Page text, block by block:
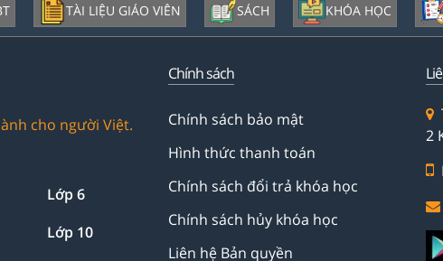
TÀI LIỆU GIÁO VIÊN SÁCH KHÓA HỌC
cho người Việt.
Lớp 6
Lớp 10
Chính sách
Chính sách bảo mật
Hình thức thanh toán
Chính sách đổi trả khóa học
Chính sách hủy khóa học
Liên hệ Bản quyền
2